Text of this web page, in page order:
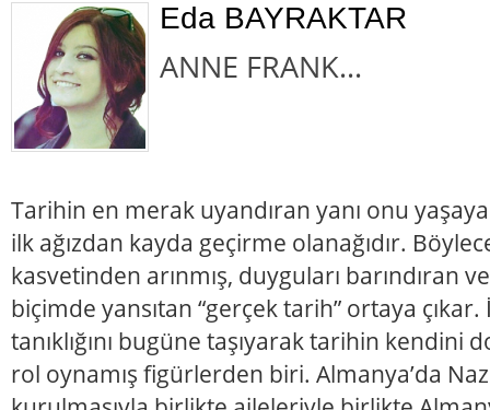
Eda BAYRAKTAR
ANNE FRANK...
Tarihin en merak uyandıran yanı onu
ilk ağızdan kayda geçirme olanağıdır.
kasvetinden arınmış, duyguları barındıran
biçimde yansıtan “gerçek tarih” ortaya
tanıklığını bugüne taşıyarak tarihin kendini
rol oynamış figürlerden biri. Almanya’da